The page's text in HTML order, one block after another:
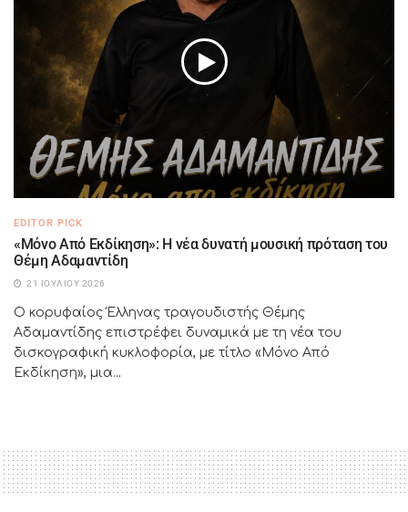
EDITOR PICK
«Μόνο Από Εκδίκηση»: Η νέα δυνατή μουσική πρόταση του
Θέμη Αδαμαντίδη
21 ΙΟΥΛΊΟΥ 2026
Ο κορυφαίος Έλληνας τραγουδιστής Θέμης
Αδαμαντίδης επιστρέφει δυναμικά με τη νέα του
δισκογραφική κυκλοφορία, με τίτλο «Μόνο Από
Εκδίκηση», μια...